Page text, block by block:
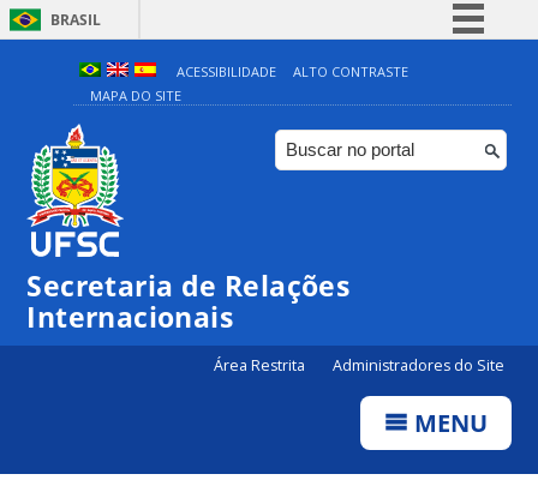
BRASIL
Simplifique!
Comunica BR
Participe
ACESSIBILIDADE
ALTO CONTRASTE
MAPA DO SITE
Secretaria de Relações
Internacionais
Área Restrita Administradores do Site
MENU